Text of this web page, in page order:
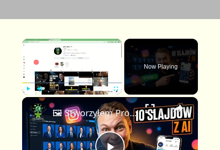
×
U
n
m
u
u
l
l
s
Now Playing
×
🖼️ Stworzyłem Profesjonalną Karuzelę Instagram 10 Slajdów z AI — Pełny Workflow z Claude & FlexClip